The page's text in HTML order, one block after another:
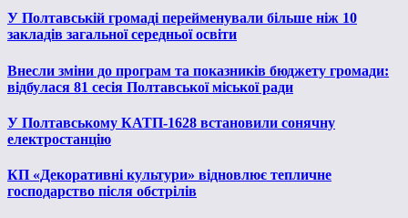
У Полтавській громаді перейменували більше ніж 10
закладів загальної середньої освіти
Внесли зміни до програм та показників бюджету громади:
відбулася 81 сесія Полтавської міської ради
У Полтавському КАТП-1628 встановили сонячну
електростанцію
КП «Декоративні культури» відновлює тепличне
господарство після обстрілів